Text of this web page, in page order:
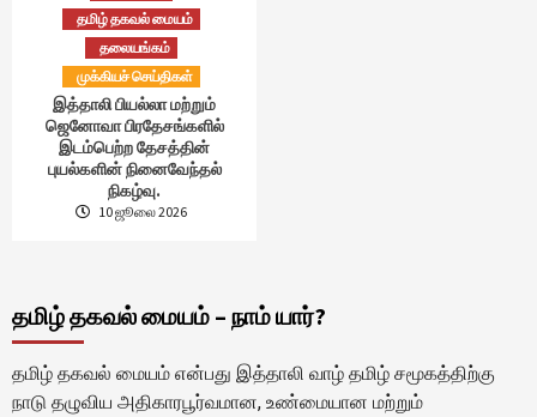
தமிழ் தகவல் மையம்
தலையங்கம்
முக்கியச் செய்திகள்
இத்தாலி பியல்லா மற்றும்
ஜெனோவா பிரதேசங்களில்
இடம்பெற்ற தேசத்தின்
புயல்களின் நினைவேந்தல்
நிகழ்வு.
10 ஜூலை 2026
தமிழ் தகவல் மையம் – நாம் யார்?
தமிழ் தகவல் மையம் என்பது இத்தாலி வாழ் தமிழ் சமூகத்திற்கு
நாடு தழுவிய அதிகாரபூர்வமான, உண்மையான மற்றும்